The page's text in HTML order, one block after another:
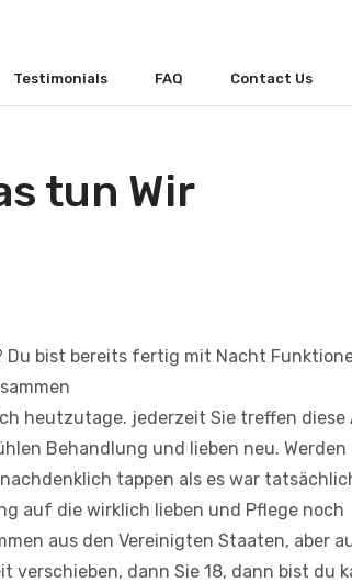
Testimonials FAQ Contact Us
tun Wir
Du bist bereits fertig mit Nacht
heutzutage. jederzeit Sie treffen diese
Behandlung und lieben neu.
tappen als es war
auf die wirklich lieben und Pflege noch
aus den Vereinigten Staaten, aber
verschieben, dann Sie 18, dann bist du